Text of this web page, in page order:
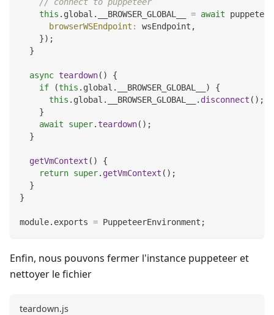
this . global . __BROWSER_GLOBAL__ = await puppeteer
browserWSEndpoint : wsEndpoint ,
}) ;
}
async teardown( )
{
if
(this . global . __BROWSER_GLOBAL__ )
{
this . global . __BROWSER_GLOBAL__ . disconnect ( ) ;
}
await
super. teardown( ) ;
}
getVmContext ( )
{
return super. getVmContext ( ) ;
}
}
module. exports = PuppeteerEnvironment ;
Enfin, nous pouvons fermer l'instance puppeteer et
nettoyer le fichier
teardown.js